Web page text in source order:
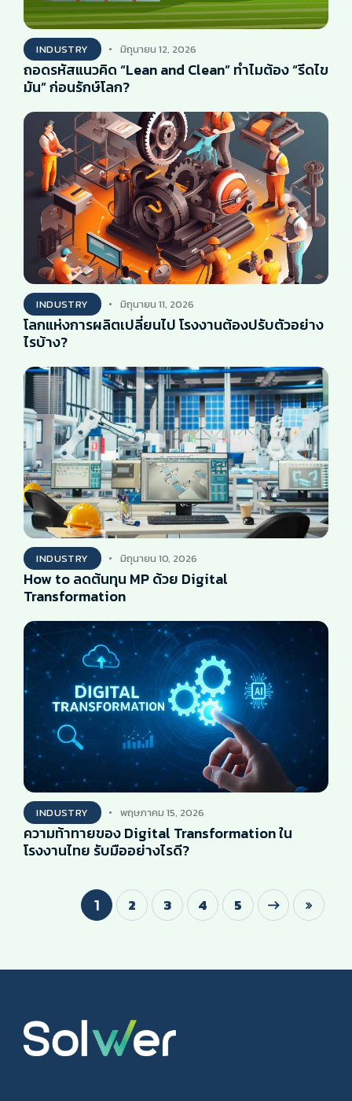
INDUSTRY มิถุนายน 12, 2026
ถอดรหัสแนวคิด “Lean and Clean” ทำไมต้อง “รีดไข
มัน” ก่อนรักษ์โลก?
INDUSTRY มิถุนายน 11, 2026
โลกแห่งการผลิตเปลี่ยนไป โรงงานต้องปรับตัวอย่าง
ไรบ้าง?
INDUSTRY มิถุนายน 10, 2026
How to ลดต้นทุน MP ด้วย Digital
Transformation
INDUSTRY พฤษภาคม 15, 2026
ความท้าทายของ Digital Transformation ใน
โรงงานไทย รับมืออย่างไรดี?
1 2 3 4 5
Next Last